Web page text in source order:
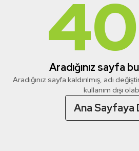
Aradığınız sayfa
Aradığınız sayfa kaldırılmış, adı
kullanım dışı
Ana Sayfaya